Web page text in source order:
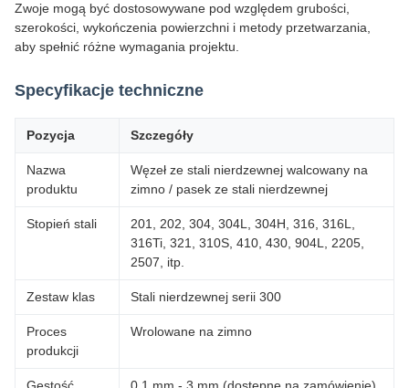
Zwoje mogą być dostosowywane pod względem grubości,
szerokości, wykończenia powierzchni i metody przetwarzania,
aby spełnić różne wymagania projektu.
Specyfikacje techniczne
Pozycja Szczegóły
Nazwa
produktu
Węzeł ze stali nierdzewnej walcowany na
zimno / pasek ze stali nierdzewnej
Stopień stali
201, 202, 304, 304L, 304H, 316, 316L,
316Ti, 321, 310S, 410, 430, 904L, 2205,
2507, itp.
Zestaw klas Stali nierdzewnej serii 300
Proces
produkcji
Wrolowane na zimno